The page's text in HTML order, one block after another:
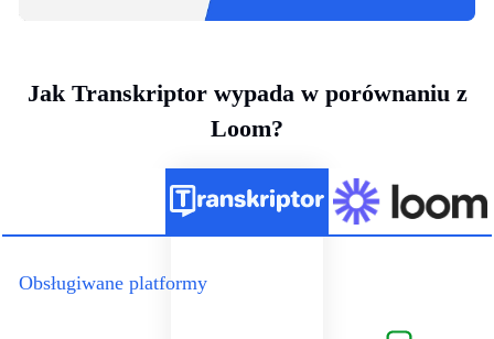
Jak Transkriptor wypada w porównaniu z
Loom?
Obsługiwane platformy